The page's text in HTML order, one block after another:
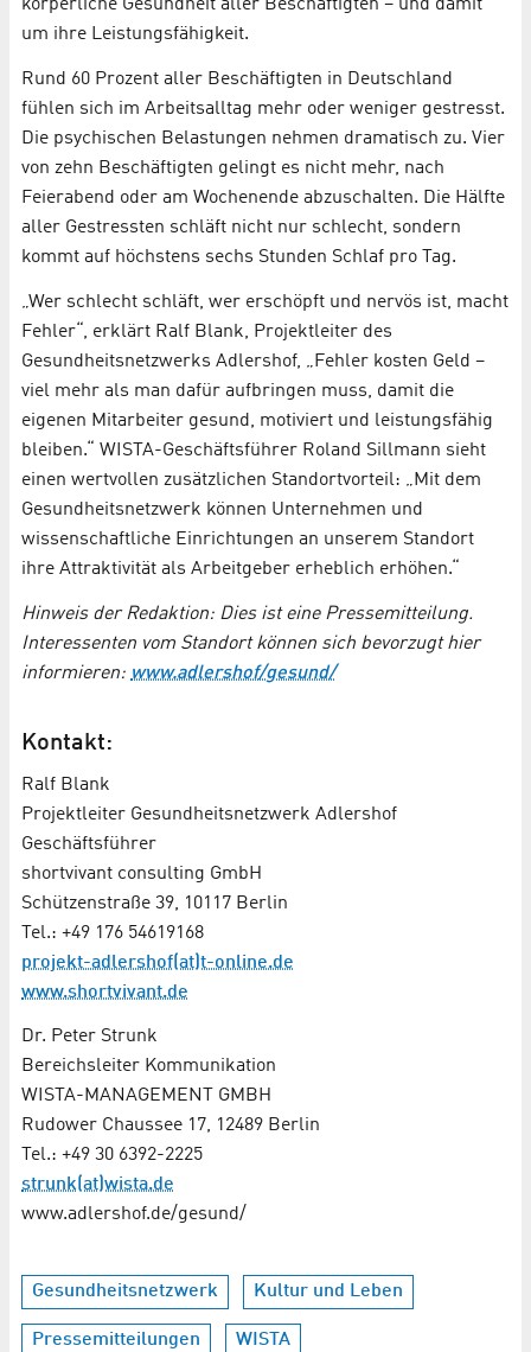
körperliche Gesundheit aller Beschäftigten – und damit
um ihre Leistungsfähigkeit.
Rund 60 Prozent aller Beschäftigten in Deutschland
fühlen sich im Arbeitsalltag mehr oder weniger gestresst.
Die psychischen Belastungen nehmen dramatisch zu. Vier
von zehn Beschäftigten gelingt es nicht mehr, nach
Feierabend oder am Wochenende abzuschalten. Die Hälfte
aller Gestressten schläft nicht nur schlecht, sondern
kommt auf höchstens sechs Stunden Schlaf pro Tag.
„Wer schlecht schläft, wer erschöpft und nervös ist, macht
Fehler“, erklärt Ralf Blank, Projektleiter des
Gesundheitsnetzwerks Adlershof, „Fehler kosten Geld –
viel mehr als man dafür aufbringen muss, damit die
eigenen Mitarbeiter gesund, mo­tiviert und leistungsfähig
bleiben.“ WISTA-Geschäftsführer Roland Sillmann sieht
einen wertvollen zusätzlichen Standortvorteil: „Mit dem
Gesundheitsnetzwerk können Unternehmen und
wissenschaftliche Einrichtungen an unserem Standort
ihre Attraktivität als Arbeitgeber erheblich erhöhen.“
Hinweis der Redaktion: Dies ist eine Pressemitteilung.
Interessenten vom Standort können sich bevorzugt hier
informieren: www.adlershof/gesund/
Kontakt:
Ralf Blank
Projektleiter Gesundheitsnetzwerk Adlershof
Geschäftsführer
shortvivant consulting GmbH
Schützenstraße 39, 10117 Berlin
Tel.: +49 176 54619168
projekt-adlershof(at)t-online.de
www.shortvivant.de
Dr. Peter Strunk
Bereichsleiter Kommunikation
WISTA-MANAGEMENT GMBH
Rudower Chaussee 17, 12489 Berlin
Tel.: +49 30 6392-2225
strunk(at)wista.de
www.adlershof.de/gesund/
Gesundheitsnetzwerk Kultur und Leben
Pressemitteilungen WISTA